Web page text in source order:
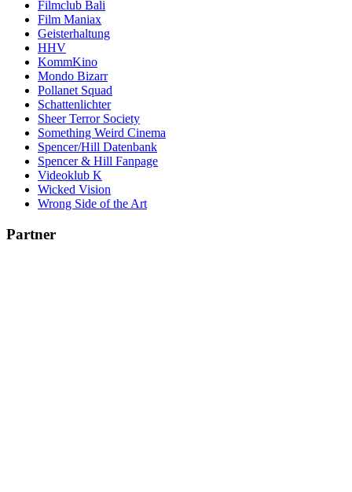
Filmclub Bali
Film Maniax
Geisterhaltung
HHV
KommKino
Mondo Bizarr
Pollanet Squad
Schattenlichter
Sheer Terror Society
Something Weird Cinema
Spencer/Hill Datenbank
Spencer & Hill Fanpage
Videoklub K
Wicked Vision
Wrong Side of the Art
Partner